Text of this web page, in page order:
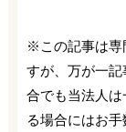
※この記事は専
すが、万が一
合でも当法人
る場合にはお